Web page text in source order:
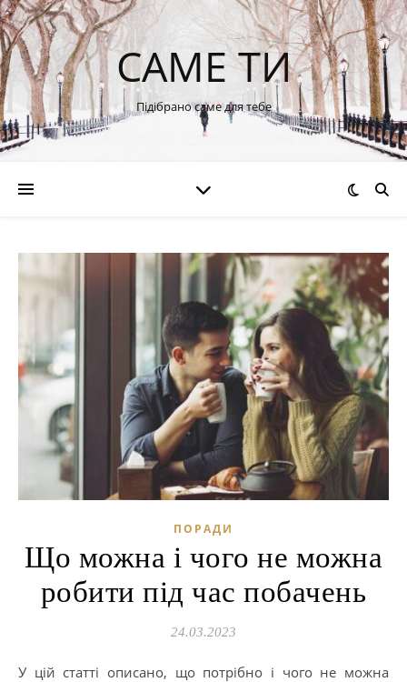
САМЕ ТИ
Підібрано саме для тебе
ПОРАДИ
Що можна і чого не можна
робити під час побачень
24.03.2023
У цій статті описано, що потрібно і чого не можна